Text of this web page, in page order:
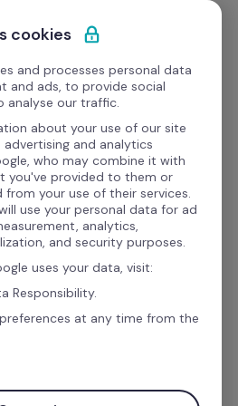
Experimente Grátis
+
RH e DP
de RH e DP é uma
datas, prazos,
cookies
and processes personal data
and ads, to provide social
analyse our traffic.
about your use of our site
and analytics
who may combine it with
you've provided to them or
your use of their services.
use your personal data for ad
analytics,
and security purposes.
uses your data, visit:
Responsibility.
at any time from the